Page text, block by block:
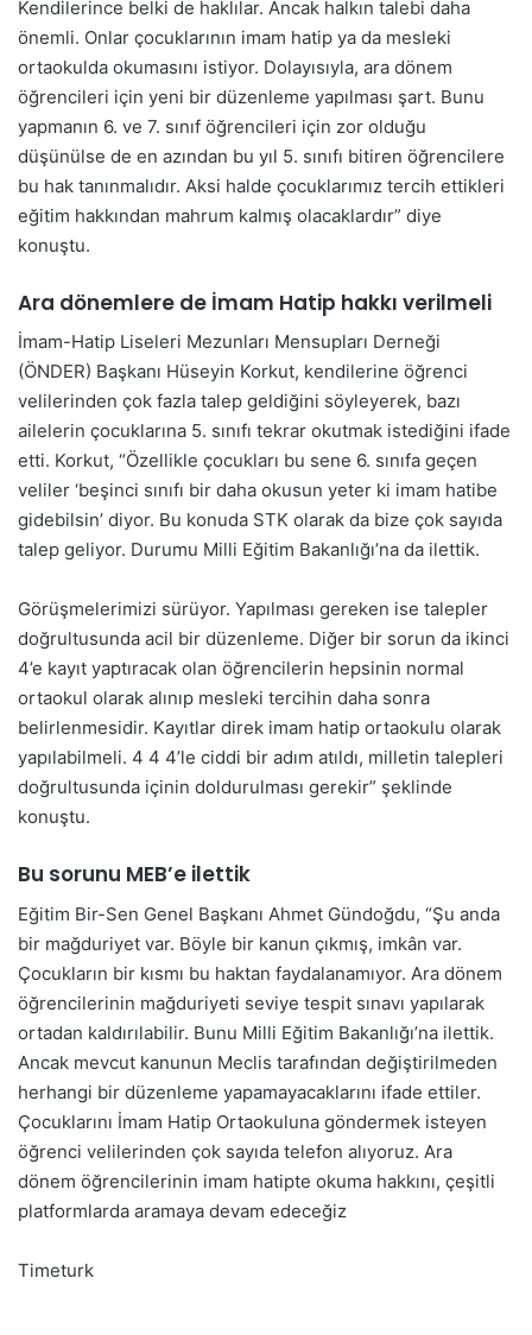
Kendilerince belki de haklılar. Ancak halkın talebi daha
önemli. Onlar çocuklarının imam hatip ya da mesleki
ortaokulda okumasını istiyor. Dolayısıyla, ara dönem
öğrencileri için yeni bir düzenleme yapılması şart. Bunu
yapmanın 6. ve 7. sınıf öğrencileri için zor olduğu
düşünülse de en azından bu yıl 5. sınıfı bitiren öğrencilere
bu hak tanınmalıdır. Aksi halde çocuklarımız tercih ettikleri
eğitim hakkından mahrum kalmış olacaklardır” diye
konuştu.
Ara dönemlere de İmam Hatip hakkı verilmeli
İmam-Hatip Liseleri Mezunları Mensupları Derneği
(ÖNDER) Başkanı Hüseyin Korkut, kendilerine öğrenci
velilerinden çok fazla talep geldiğini söyleyerek, bazı
ailelerin çocuklarına 5. sınıfı tekrar okutmak istediğini ifade
etti. Korkut, “Özellikle çocukları bu sene 6. sınıfa geçen
veliler ‘beşinci sınıfı bir daha okusun yeter ki imam hatibe
gidebilsin’ diyor. Bu konuda STK olarak da bize çok sayıda
talep geliyor. Durumu Milli Eğitim Bakanlığı’na da ilettik.
Görüşmelerimizi sürüyor. Yapılması gereken ise talepler
doğrultusunda acil bir düzenleme. Diğer bir sorun da ikinci
4’e kayıt yaptıracak olan öğrencilerin hepsinin normal
ortaokul olarak alınıp mesleki tercihin daha sonra
belirlenmesidir. Kayıtlar direk imam hatip ortaokulu olarak
yapılabilmeli. 4 4 4’le ciddi bir adım atıldı, milletin talepleri
doğrultusunda içinin doldurulması gerekir” şeklinde
konuştu.
Bu sorunu MEB’e ilettik
Eğitim Bir-Sen Genel Başkanı Ahmet Gündoğdu, “Şu anda
bir mağduriyet var. Böyle bir kanun çıkmış, imkân var.
Çocukların bir kısmı bu haktan faydalanamıyor. Ara dönem
öğrencilerinin mağduriyeti seviye tespit sınavı yapılarak
ortadan kaldırılabilir. Bunu Milli Eğitim Bakanlığı’na ilettik.
Ancak mevcut kanunun Meclis tarafından değiştirilmeden
herhangi bir düzenleme yapamayacaklarını ifade ettiler.
Çocuklarını İmam Hatip Ortaokuluna göndermek isteyen
öğrenci velilerinden çok sayıda telefon alıyoruz. Ara
dönem öğrencilerinin imam hatipte okuma hakkını, çeşitli
platformlarda aramaya devam edeceğiz
Timeturk